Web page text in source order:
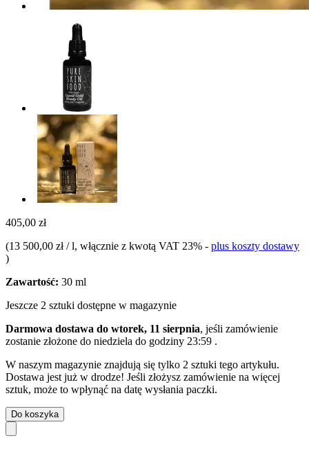
405,00 zł
(13 500,00 zł / l, włącznie z kwotą VAT 23% - plus koszty dostawy
)
Zawartość: 30 ml
Jeszcze 2 sztuki dostępne w magazynie
Darmowa dostawa do wtorek, 11 sierpnia, jeśli zamówienie
zostanie złożone do niedziela do godziny 23:59 .
W naszym magazynie znajdują się tylko 2 sztuki tego artykułu.
Dostawa jest już w drodze! Jeśli złożysz zamówienie na więcej
sztuk, może to wpłynąć na datę wysłania paczki.
Do koszyka